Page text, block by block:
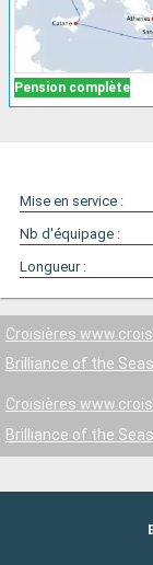
Pension complète
Mise en service :
Nb d'équipage :
Longueur :
Croisières
Brilliance of the Seas
Croisières
Brilliance of the Seas